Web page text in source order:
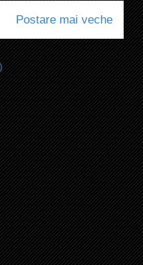
Postare mai veche